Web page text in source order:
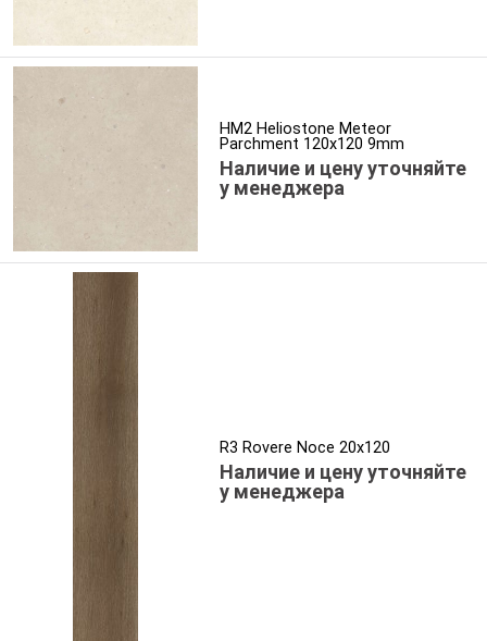
HM2 Heliostone Meteor
Parchment 120x120 9mm
Наличие и цену уточняйте
у менеджера
R3 Rovere Noce 20x120
Наличие и цену уточняйте
у менеджера